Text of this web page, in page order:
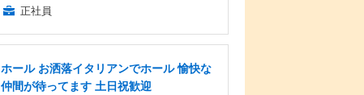
正社員
ホール お洒落イタリアンでホール 愉快な
仲間が待ってます 土日祝歓迎